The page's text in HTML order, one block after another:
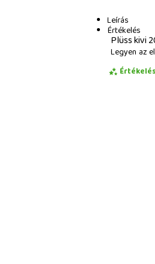
Leírás
Értékelés
Plüss kivi
Legyen az